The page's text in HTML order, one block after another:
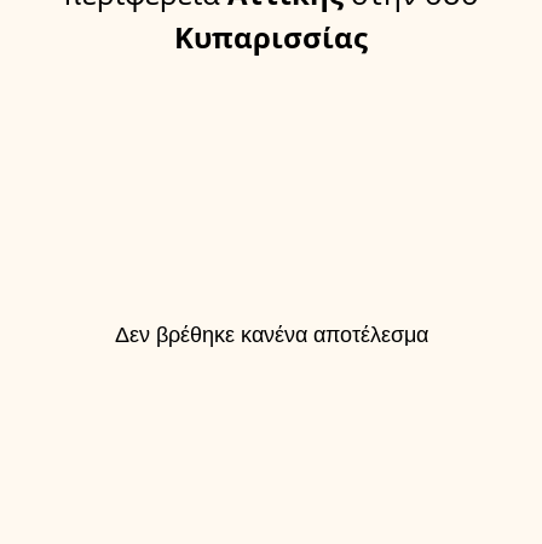
Κυπαρισσίας
Δεν βρέθηκε κανένα αποτέλεσμα